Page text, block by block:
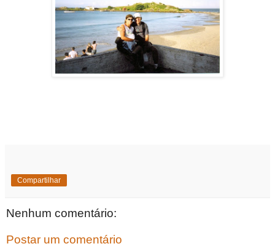
Compartilhar
Nenhum comentário:
Postar um comentário